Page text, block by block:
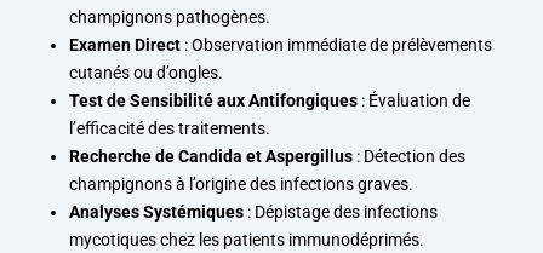
champignons pathogènes.
Examen Direct : Observation immédiate de prélèvements
cutanés ou d’ongles.
Test de Sensibilité aux Antifongiques : Évaluation de
l’efficacité des traitements.
Recherche de Candida et Aspergillus : Détection des
champignons à l’origine des infections graves.
Analyses Systémiques : Dépistage des infections
mycotiques chez les patients immunodéprimés.